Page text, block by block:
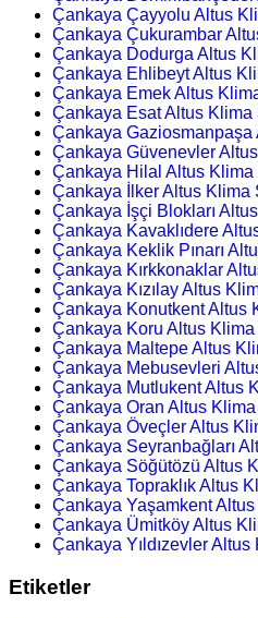
Çankaya Çayyolu Altus
Çankaya Çukurambar
Çankaya Dodurga Altus
Çankaya Ehlibeyt Altus
Çankaya Emek Altus
Çankaya Esat Altus Klima
Çankaya Gaziosmanpaşa
Çankaya Güvenevler
Çankaya Hilal Altus Klima
Çankaya İlker Altus Klima
Çankaya İşçi Blokları
Çankaya Kavaklıdere
Çankaya Keklik Pınarı
Çankaya Kırkkonaklar
Çankaya Kızılay Altus
Çankaya Konutkent Altus
Çankaya Koru Altus
Çankaya Maltepe Altus
Çankaya Mebusevleri
Çankaya Mutlukent Altus
Çankaya Oran Altus
Çankaya Öveçler Altus
Çankaya Seyranbağları
Çankaya Söğütözü Altus
Çankaya Topraklık Altus
Çankaya Yaşamkent
Çankaya Ümitköy Altus
Çankaya Yıldızevler
Etiketler